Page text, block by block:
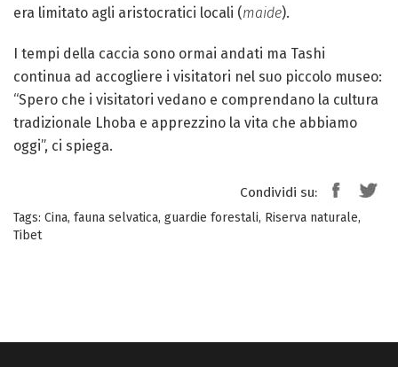
era limitato agli aristocratici locali (maide).
I tempi della caccia sono ormai andati ma Tashi
continua ad accogliere i visitatori nel suo piccolo museo:
“Spero che i visitatori vedano e comprendano la cultura
tradizionale Lhoba e apprezzino la vita che abbiamo
oggi”, ci spiega.
Condividi su:
Tags: Cina, fauna selvatica, guardie forestali, Riserva naturale,
Tibet